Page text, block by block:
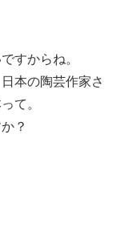
すからね。
本の陶芸作家さ
て。
？